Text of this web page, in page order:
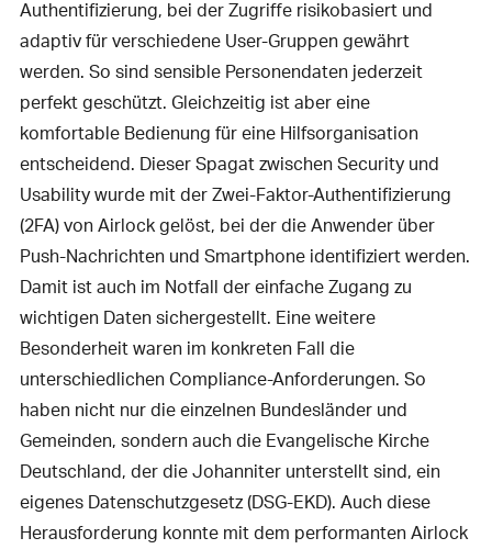
Authentifizierung, bei der Zugriffe risikobasiert und
adaptiv für verschiedene User-Gruppen gewährt
werden. So sind sensible Personendaten jederzeit
perfekt geschützt. Gleichzeitig ist aber eine
komfortable Bedienung für eine Hilfsorganisation
entscheidend. Dieser Spagat zwischen Security und
Usability wurde mit der Zwei-Faktor-Authentifizierung
(2FA) von Airlock gelöst, bei der die Anwender über
Push-Nachrichten und Smartphone identifiziert werden.
Damit ist auch im Notfall der einfache Zugang zu
wichtigen Daten sichergestellt. Eine weitere
Besonderheit waren im konkreten Fall die
unterschiedlichen Compliance-Anforderungen. So
haben nicht nur die einzelnen Bundesländer und
Gemeinden, sondern auch die Evangelische Kirche
Deutschland, der die Johanniter unterstellt sind, ein
eigenes Datenschutzgesetz (DSG-EKD). Auch diese
Herausforderung konnte mit dem performanten Airlock